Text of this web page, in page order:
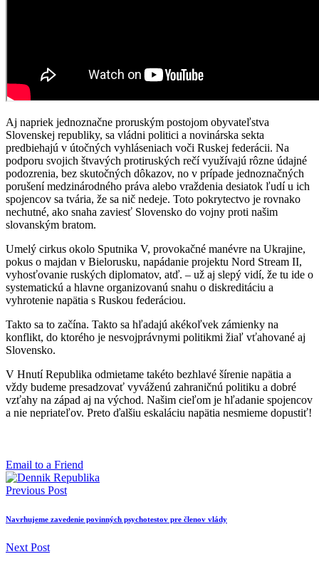
Aj napriek jednoznačne proruským postojom obyvateľstva
Slovenskej republiky, sa vládni politici a novinárska sekta
predbiehajú v útočných vyhláseniach voči Ruskej federácii. Na
podporu svojich štvavých protiruských rečí využívajú rôzne údajné
podozrenia, bez skutočných dôkazov, no v prípade jednoznačných
porušení medzinárodného práva alebo vraždenia desiatok ľudí u ich
spojencov sa tvária, že sa nič nedeje. Toto pokrytectvo je rovnako
nechutné, ako snaha zaviesť Slovensko do vojny proti našim
slovanským bratom.
Umelý cirkus okolo Sputnika V, provokačné manévre na Ukrajine,
pokus o majdan v Bielorusku, napádanie projektu Nord Stream II,
vyhosťovanie ruských diplomatov, atď. – už aj slepý vidí, že tu ide o
systematickú a hlavne organizovanú snahu o diskreditáciu a
vyhrotenie napätia s Ruskou federáciou.
Takto sa to začína. Takto sa hľadajú akékoľvek zámienky na
konflikt, do ktorého je nesvojprávnymi politikmi žiaľ vťahované aj
Slovensko.
V Hnutí Republika odmietame takéto bezhlavé šírenie napätia a
vždy budeme presadzovať vyváženú zahraničnú politiku a dobré
vzťahy na západ aj na východ. Našim cieľom je hľadanie spojencov
a nie nepriateľov. Preto ďalšiu eskaláciu napätia nesmieme dopustiť!
Email to a Friend
Previous Post
Navrhujeme zavedenie povinných psychotestov pre členov vlády
Next Post